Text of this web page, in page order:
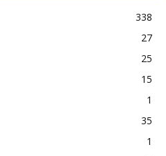
338
27
25
15
1
35
1